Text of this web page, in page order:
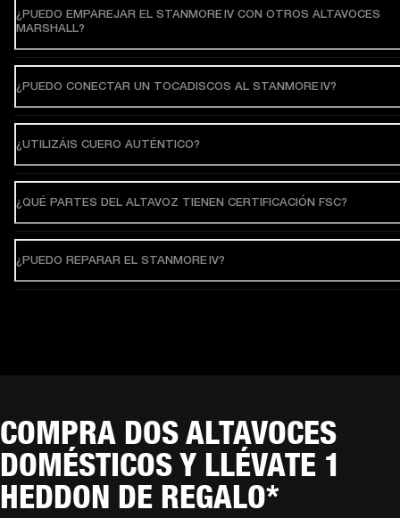
¿PUEDO EMPAREJAR EL STANMORE IV CON OTROS ALTAVOCES
MARSHALL?
¿PUEDO CONECTAR UN TOCADISCOS AL STANMORE IV?
¿UTILIZÁIS CUERO AUTÉNTICO?
¿QUÉ PARTES DEL ALTAVOZ TIENEN CERTIFICACIÓN FSC?
¿PUEDO REPARAR EL STANMORE IV?
COMPRA DOS ALTAVOCES
DOMÉSTICOS Y LLÉVATE 1
HEDDON DE REGALO*